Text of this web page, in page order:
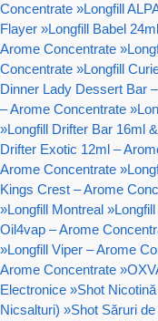
Concentrate »Longfill
Flayer »Longfill Babel
Arome Concentrate »
Concentrate »Longfill
Dinner Lady Dessert Bar
– Arome Concentrate »
»Longfill Drifter Bar 16ml
Drifter Exotic 12ml –
Arome Concentrate »
Kings Crest – Arome
»Longfill Montreal »
Oil4vap – Arome
»Longfill Viper – Arome
Arome Concentrate »
Electronice »Shot
Nicsalturi) »Shot Săruri